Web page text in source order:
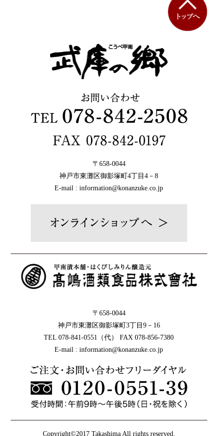
〒658-0044
神戸市東灘区御影塚町4丁目4－8
E-mail : information@konanzuke.co.jp
〒658-0044
神戸市東灘区御影塚町3丁目9－16
TEL 078-841-0551（代） FAX 078-856-7380
E-mail : information@konanzuke.co.jp
Copyright©2017 Takashima All rights reserved.